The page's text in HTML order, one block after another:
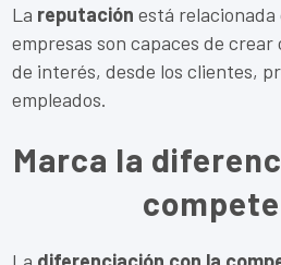
La reputaciónestá relacionada
empresas son capaces de
de interés, desde los clientes,
empleados.
Marca la